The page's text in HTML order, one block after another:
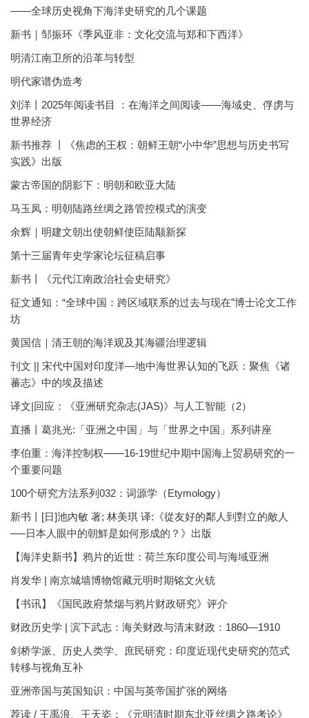
——全球历史视角下海洋史研究的几个课题
新书｜邹振环《季风亚非：文化交流与郑和下西洋》
明清江南卫所的沿革与转型
明代家谱伪造考
刘洋丨2025年阅读书目 ：在海洋之间阅读——海域史、俘虏与
世界经济
新书推荐 丨《焦虑的王权：朝鲜王朝“小中华”思想与历史书写
实践》出版
蒙古帝国的阴影下：明朝和欧亚大陆
马玉凤：明朝陆路丝绸之路管控模式的演变
余辉｜明建文朝出使朝鲜使臣陆颙新探
第十三届青年史学家论坛征稿启事
新书丨《元代江南政治社会史研究》
征文通知：“全球中国：跨区域联系的过去与现在”博士论文工作
坊
黄国信｜清王朝的海洋观及其海疆治理逻辑
刊文 || 宋代中国对印度洋—地中海世界认知的飞跃：聚焦《诸
蕃志》中的埃及描述
译文|回应：《亚洲研究杂志(JAS)》与人工智能（2）
直播丨葛兆光:「亚洲之中国」与「世界之中国」系列讲座
李伯重：海洋控制权——16-19世纪中期中国海上贸易研究的一
个重要问题
100个研究方法系列032：词源学（Etymology）
新书丨[日]池內敏 著; 林美琪 译:《從友好的鄰人到對立的敵人
──日本人眼中的朝鮮是如何形成的？》出版
【海洋史新书】鸦片的近世：荷兰东印度公司与海域亚洲
肖发华 | 南京城墙博物馆藏元明时期铭文火铳
【书讯】《国民政府禁烟与鸦片财政研究》评介
财政历史学 | 滨下武志：海关财政与清末财政：1860—1910
剑桥学派、历史人类学、庶民研究：印度近现代史研究的范式
转移与视角互补
亚洲帝国与英国知识：中国与英帝国扩张的网络
荐读 / 王禹浪、王天姿：《元明清时期东北亚丝绸之路考论》